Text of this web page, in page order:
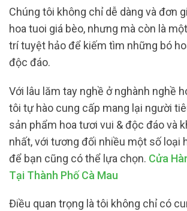
Chúng tôi không chỉ dễ dàng và đơn
hoa tuoi giá bèo, nhưng mà còn là
trí tuyệt hảo để kiếm tìm những bó
độc đáo.
Với lâu lăm tay nghề ở nghành nghề
tôi tự hào cung cấp mang lại người
sản phẩm hoa tươi vui & độc đáo và
nhất, với tương đối nhiều một số loại
để bạn cũng có thể lựa chọn. Cửa
Tại Thành Phố Cà Mau
Điều quan trọng là tôi không chỉ có